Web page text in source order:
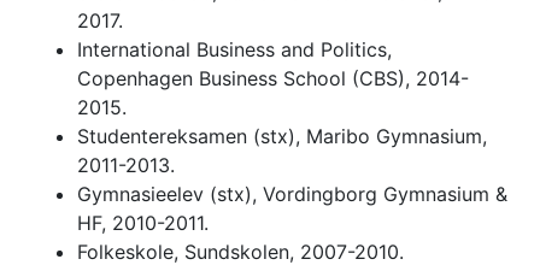
2017.
International Business and Politics,
Copenhagen Business School (CBS), 2014-
2015.
Studentereksamen (stx), Maribo Gymnasium,
2011-2013.
Gymnasieelev (stx), Vordingborg Gymnasium &
HF, 2010-2011.
Folkeskole, Sundskolen, 2007-2010.